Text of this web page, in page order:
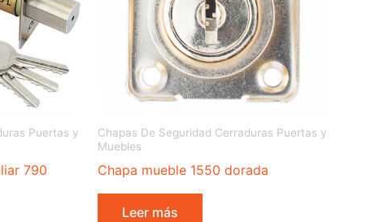
Puertas y
790
Chapas De Seguridad Cerraduras Puertas y
Muebles
Chapa mueble 1550 dorada
Leer más